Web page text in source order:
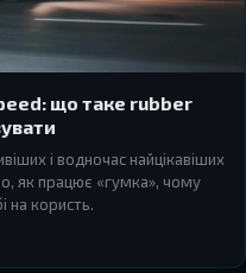
що таке rubber
і водночас найцікавіших
як працює «гумка», чому
на користь.